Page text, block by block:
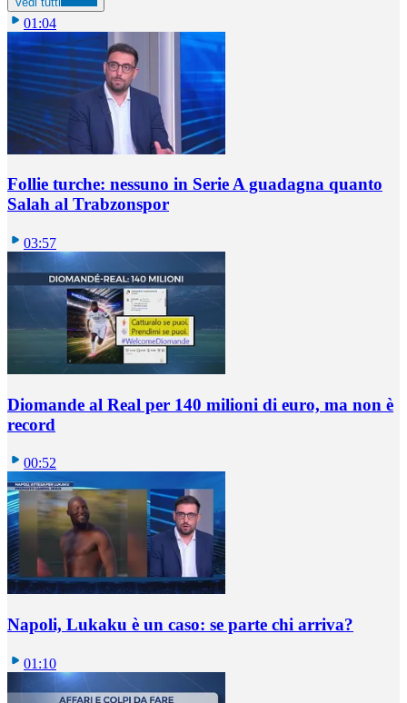
01:04
Follie turche: nessuno in Serie A guadagna quanto
Salah al Trabzonspor
03:57
Diomande al Real per 140 milioni di euro, ma non è
record
00:52
Napoli, Lukaku è un caso: se parte chi arriva?
01:10